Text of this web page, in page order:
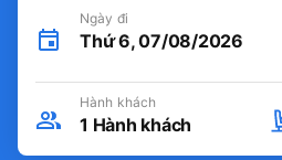
Ngày đi
Thứ 6, 07/08/2026
Hành khách
1 Hành khách